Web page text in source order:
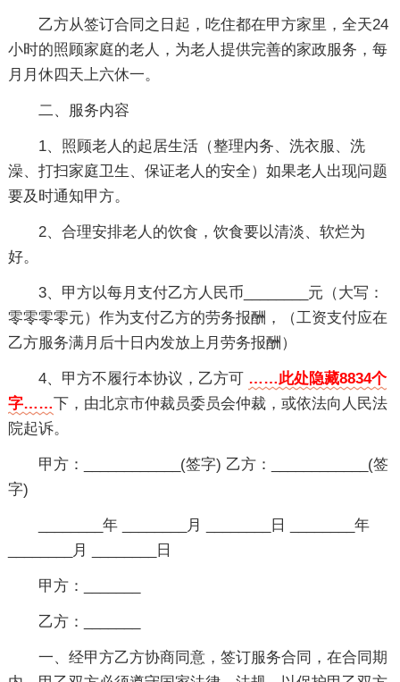
乙方从签订合同之日起，吃住都在甲方家里，全天24
小时的照顾家庭的老人，为老人提供完善的家政服务，每
月月休四天上六休一。
二、服务内容
1、照顾老人的起居生活（整理内务、洗衣服、洗
澡、打扫家庭卫生、保证老人的安全）如果老人出现问题
要及时通知甲方。
2、合理安排老人的饮食，饮食要以清淡、软烂为
好。
3、甲方以每月支付乙方人民币________元（大写：
零零零零元）作为支付乙方的劳务报酬，（工资支付应在
乙方服务满月后十日内发放上月劳务报酬）
4、甲方不履行本协议，乙方可 ……此处隐藏8834个
字……下，由北京市仲裁员委员会仲裁，或依法向人民法
院起诉。
甲方：____________(签字) 乙方：____________(签
字)
________年 ________月 ________日 ________年
________月 ________日
甲方：_______
乙方：_______
一、经甲方乙方协商同意，签订服务合同，在合同期